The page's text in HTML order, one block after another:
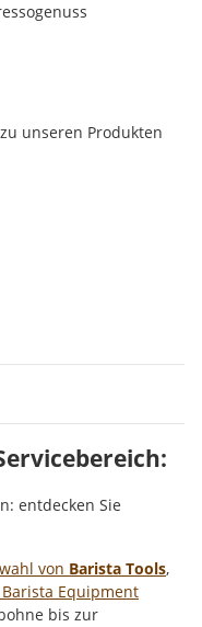
unseren Produkten
von Barista Tools,
Equipment
bis zur